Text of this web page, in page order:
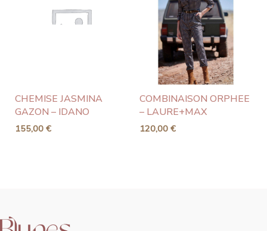
CHEMISE JASMINA
GAZON – IDANO
155,00 €
COMBINAISON ORPHEE
– LAURE+MAX
120,00 €